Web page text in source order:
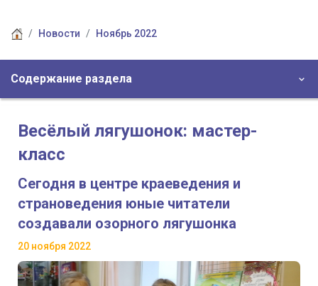
Новости Ноябрь 2022
Содержание раздела
Весёлый лягушонок: мастер-
класс
Сегодня в центре краеведения и
страноведения юные читатели
создавали озорного лягушонка
20 ноября 2022